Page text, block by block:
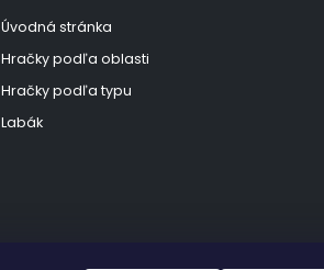
Úvodná stránka
Hračky podľa oblasti
Hračky podľa typu
Labák